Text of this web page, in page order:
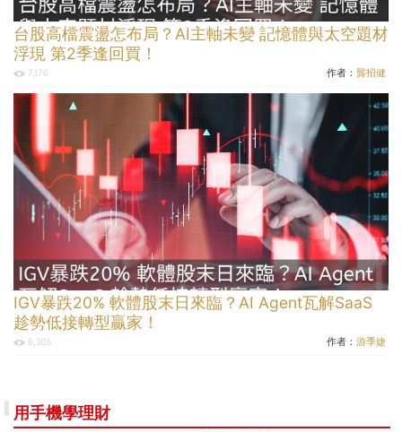
台股高檔震盪怎布局？AI主軸未變 記憶體與太空題材
浮現 第2季逢回買！
7,176 作者： 龔招健
IGV暴跌20% 軟體股末日來臨？AI Agent瓦解SaaS
趁勢低接轉型贏家！
6,305 作者： 游季婕
用手機學理財